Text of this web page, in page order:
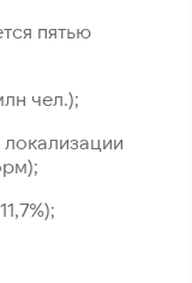
пятью
чел.);